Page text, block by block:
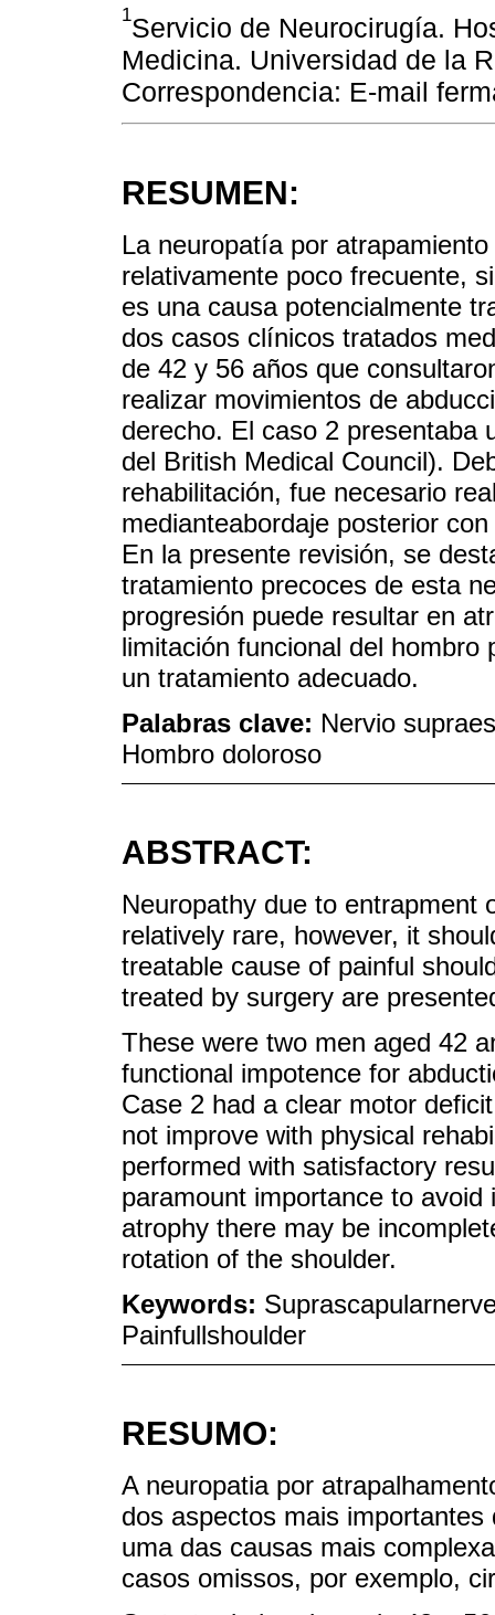
1Servicio de Neurocirugía.
Medicina. Universidad de la
Correspondencia: E-mail
RESUMEN:
La neuropatía por
relativamente poco frecuente,
es una causa potencialmente
dos casos clínicos tratados
de 42 y 56 años que
realizar movimientos de
derecho. El caso 2 presentaba
del British Medical Council).
rehabilitación, fue necesario
medianteabordaje posterior
En la presente revisión, se
tratamiento precoces de esta
progresión puede resultar en
limitación funcional del hombro
un tratamiento adecuado.
Palabras clave: Nervio
Hombro doloroso
ABSTRACT:
Neuropathy due to entrapment
relatively rare, however, it
treatable cause of painful
treated by surgery are
These were two men aged 42
functional impotence for
Case 2 had a clear motor
not improve with physical
performed with satisfactory
paramount importance to
atrophy there may be
rotation of the shoulder.
Keywords:
Painfullshoulder
RESUMO:
A neuropatia por
dos aspectos mais
uma das causas mais
casos omissos, por exemplo,